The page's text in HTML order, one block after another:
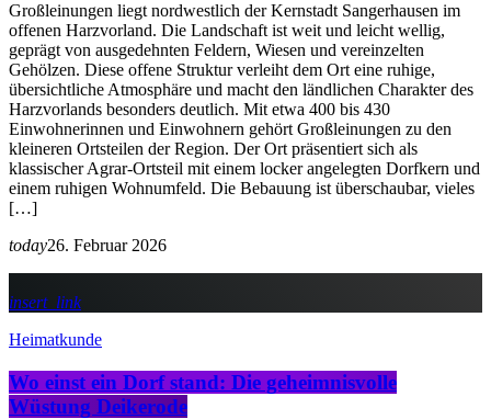
Großleinungen liegt nordwestlich der Kernstadt Sangerhausen im
offenen Harzvorland. Die Landschaft ist weit und leicht wellig,
geprägt von ausgedehnten Feldern, Wiesen und vereinzelten
Gehölzen. Diese offene Struktur verleiht dem Ort eine ruhige,
übersichtliche Atmosphäre und macht den ländlichen Charakter des
Harzvorlands besonders deutlich. Mit etwa 400 bis 430
Einwohnerinnen und Einwohnern gehört Großleinungen zu den
kleineren Ortsteilen der Region. Der Ort präsentiert sich als
klassischer Agrar-Ortsteil mit einem locker angelegten Dorfkern und
einem ruhigen Wohnumfeld. Die Bebauung ist überschaubar, vieles
[…]
today26. Februar 2026
insert_link
Heimatkunde
Wo einst ein Dorf stand: Die geheimnisvolle
Wüstung Deikerode